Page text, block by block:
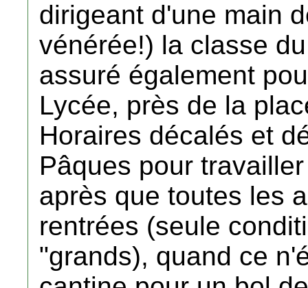
dirigeant d'une main
vénérée!) la classe
assuré également
Lycée, près de la
Horaires décalés et
Pâques pour
après que toutes les
rentrées (seule
"grands), quand ce